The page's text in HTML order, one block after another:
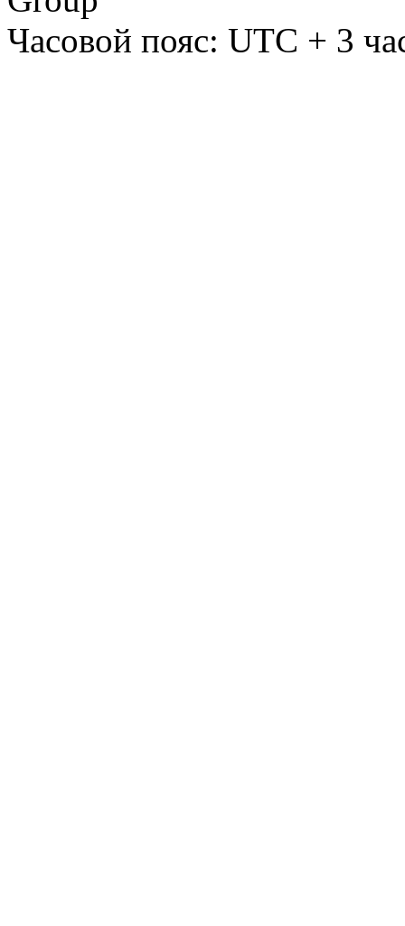
Часовой пояс: UTC + 3